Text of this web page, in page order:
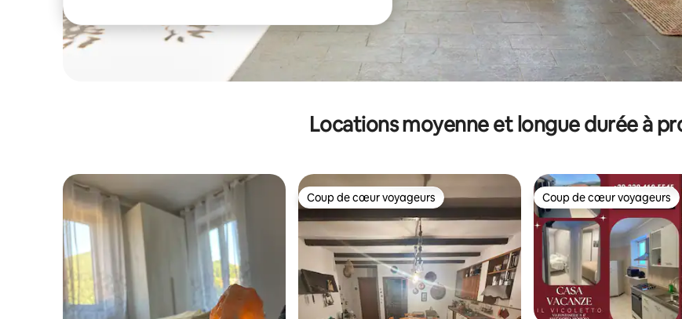
Locations moyenne et longue durée à
Coup de cœur voyageurs
Coup de cœur voyageurs Coup de cœur voyageurs
Coup de cœur voyageurs